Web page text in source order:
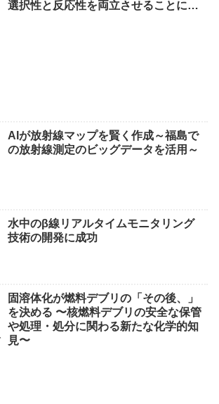
選択性と反応性を両立させることに成
AIが放射線マップを賢く作成～福島で
の放射線測定のビッグデータを活用～
水中のβ線リアルタイムモニタリング
技術の開発に成功
固溶体化が燃料デブリの「その後、」
を決める 〜核燃料デブリの安全な保管
や処理・処分に関わる新たな化学的知
見〜